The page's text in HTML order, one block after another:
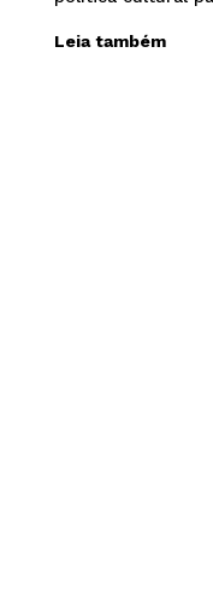
Leia também